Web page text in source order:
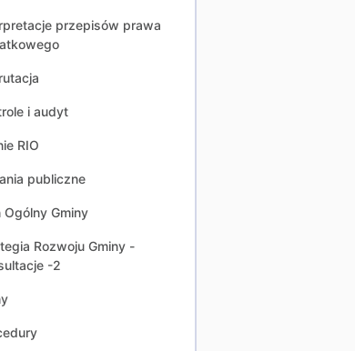
przepisów prawa
i audyt
RIO
publiczne
Ogólny Gminy
Rozwoju Gminy -
-2